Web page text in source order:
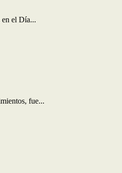
en el Día...
fue...